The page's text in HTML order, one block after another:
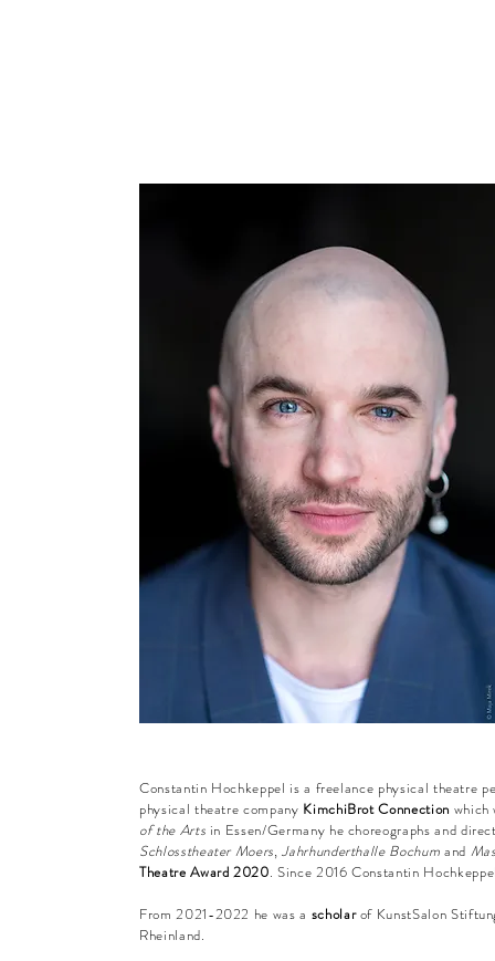
Constantin Hochkeppel is a freelance physical theatre
physical theatre company KimchiBrot Connection which
of the Arts in Essen/Germany he choreographs and
Schlosstheater Moers,Jahrhunderthalle Bochum and
Theatre Award 2020.Since 2016 Constantin
From 2021-2022 he was a scholarof KunstSalon
Rheinland.